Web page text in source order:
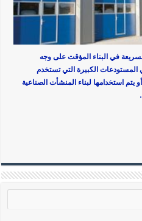
في البناء المؤقت على وجه
الكبيرة التي تستخدم
استخدامها لبناء المنشأت الصناعية